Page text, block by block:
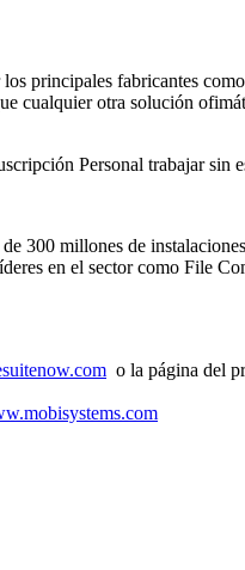
principales fabricantes
cualquier otra solución
Personal trabajar
300 millones de
en el sector como File
o la página del